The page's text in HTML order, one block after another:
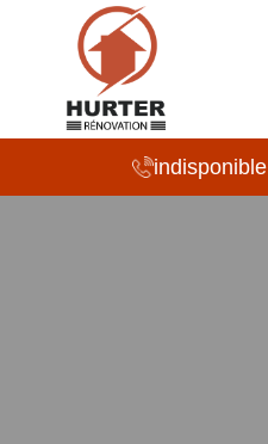
indisponible